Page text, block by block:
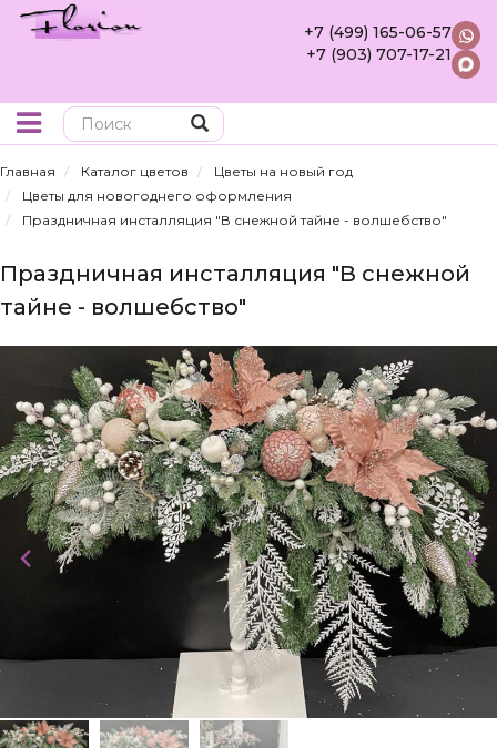
+7 (499) 165-06-57
+7 (903) 707-17-21
Главная Каталог цветов
Цветы на новый год
Цветы для новогоднего оформления
Праздничная инсталляция "В снежной тайне - волшебство"
Праздничная инсталляция "В снежной
тайне - волшебство"